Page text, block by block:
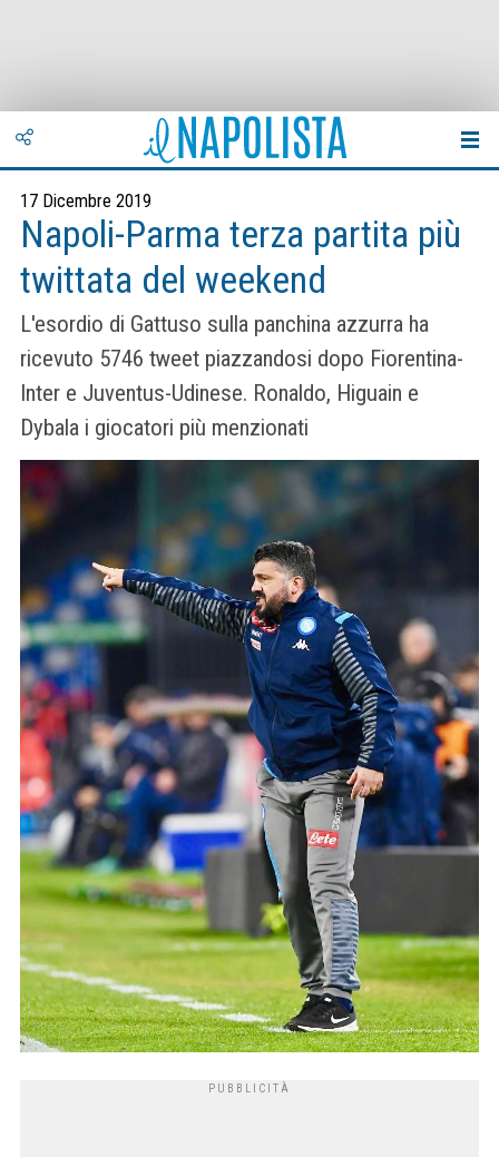
17 Dicembre 2019
Napoli-Parma terza partita più
twittata del weekend
L'esordio di Gattuso sulla panchina azzurra ha
ricevuto 5746 tweet piazzandosi dopo Fiorentina-
Inter e Juventus-Udinese. Ronaldo, Higuain e
Dybala i giocatori più menzionati